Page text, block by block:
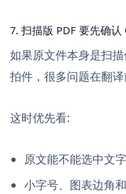
7. 扫描版 PDF 要先确认
如果原文件本身是扫
拍件，很多问题在翻译
这时优先看:
原文能不能选中文字
小字号、图表边角